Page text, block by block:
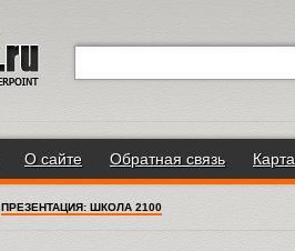
О сайте Обратная связь
ПРЕЗЕНТАЦИЯ: ШКОЛА 2100